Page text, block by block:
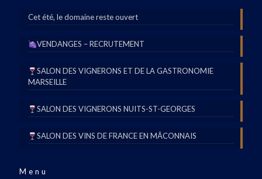
Cet été, le domaine reste ouvert
VENDANGES – RECRUTEMENT
SALON DES VIGNERONS ET DE LA GASTRONOMIE
MARSEILLE
SALON DES VIGNERONS NUITS-ST-GEORGES
SALON DES VINS DE FRANCE EN MÂCONNAIS
Menu